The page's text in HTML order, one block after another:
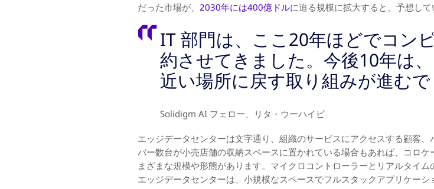
だった市場が、 2030年には400億ドルに迫る規模に拡大すると、予想して
IT 部門は、ここ20年ほどでコン
約させてきました。今後10年は
近い場所に戻す取り組みが進むで
Solidigm AI フェロー、リタ・ウーハイビ
エッジデータセンターは文字通り、組織のサービスにアクセスする顧客
バー数台が小売店舗の収納スペースに置かれている場合もあれば、コロ
まざまな規模や形態があります。マイクロコントローラーとリアルタイ
エッジデータセンターは、小規模なスペースでフルスタックアプリケーシ